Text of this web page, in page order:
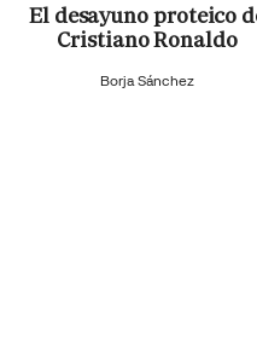
El desayuno proteico
Cristiano Ronaldo
Borja Sánchez